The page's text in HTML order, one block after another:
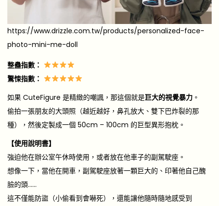
https://www.drizzle.com.tw/products/personalized-face-
photo-mini-me-doll
整蠱指數：
驚悚指數：
如果 CuteFigure 是精緻的嘲諷，那這個就是巨大的視覺暴力 。
偷拍一張朋友的大頭照（越近越好，鼻孔放大、雙下巴炸裂的那
種），然後定製成一個 50cm – 100cm 的巨型異形抱枕。
【使用說明書】
強迫他在辦公室午休時使用，或者放在他車子的副駕駛座。
想像一下，當他在開車，副駕駛座放著一顆巨大的、印著他自己醜
臉的頭……
這不僅能防盜（小偷看到會嚇死），還能讓他隨時隨地感受到